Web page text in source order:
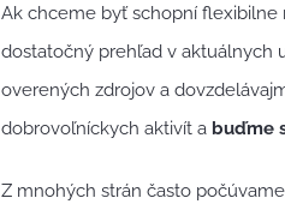
Ak chceme byť schopní flexibilne
dostatočný prehľad v aktuálnych
overených zdrojov a
dobrovoľníckych aktivít a buďme
Z mnohých strán často